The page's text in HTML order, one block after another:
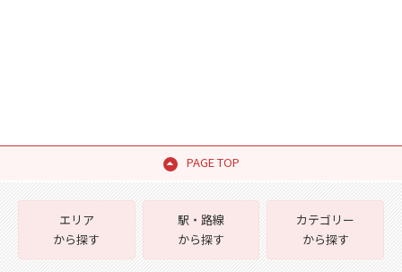
PAGE TOP
エリア
から探す
駅・路線
から探す
カテゴリー
から探す